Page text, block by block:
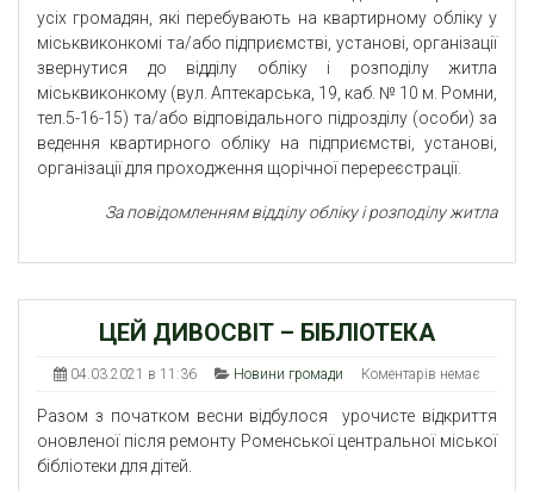
усіх громадян, які перебувають на квартирному обліку у
міськвиконкомі та/або підприємстві, установі, організації
звернутися до відділу обліку і розподілу житла
міськвиконкому (вул. Аптекарська, 19, каб. № 10 м. Ромни,
тел.5-16-15) та/або відповідального підрозділу (особи) за
ведення квартирного обліку на підприємстві, установі,
організації для проходження щорічної перереєстрації.
За повідомленням відділу обліку і розподілу житла
ЦЕЙ ДИВОСВІТ – БІБЛІОТЕКА
04.03.2021 в 11:36 Новини громади Коментарів немає
Разом з початком весни відбулося урочисте відкриття
оновленої після ремонту Роменської центральної міської
бібліотеки для дітей.